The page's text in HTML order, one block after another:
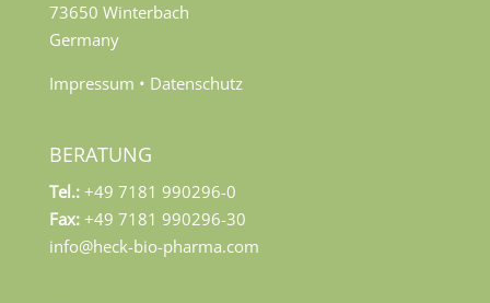
73650 Winterbach
Germany
Impressum • Datenschutz
BERATUNG
Tel.: +49 7181 990296-0
Fax:+49 7181 990296-30
info@heck-bio-pharma.com